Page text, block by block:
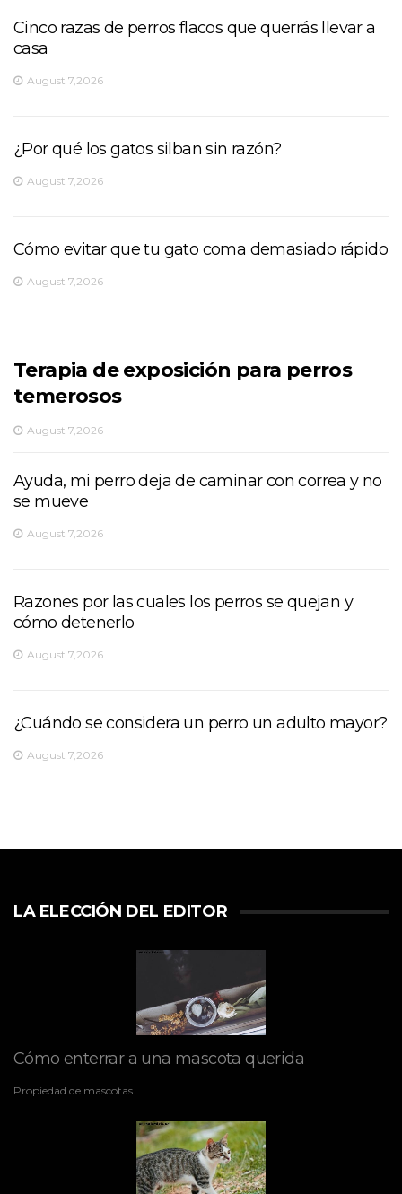
Cinco razas de perros flacos que querrás llevar a
casa
August 7,2026
¿Por qué los gatos silban sin razón?
August 7,2026
Cómo evitar que tu gato coma demasiado rápido
August 7,2026
Terapia de exposición para perros
temerosos
August 7,2026
Ayuda, mi perro deja de caminar con correa y no
se mueve
August 7,2026
Razones por las cuales los perros se quejan y
cómo detenerlo
August 7,2026
¿Cuándo se considera un perro un adulto mayor?
August 7,2026
LA ELECCIÓN DEL EDITOR
Cómo enterrar a una mascota querida
Propiedad de mascotas